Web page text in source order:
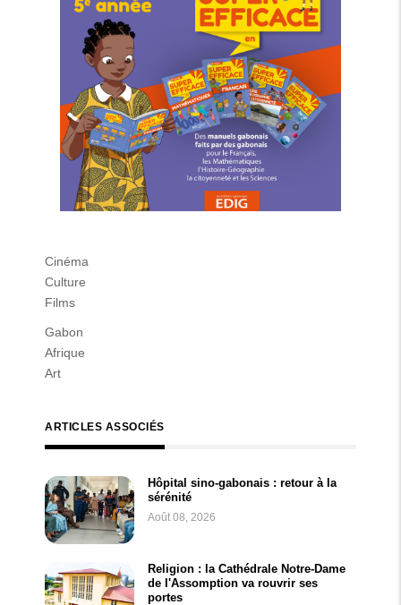
Cinéma
Culture
Films
Gabon
Afrique
Art
ARTICLES ASSOCIÉS
Hôpital sino-gabonais : retour à la
sérénité
Août 08, 2026
Religion : la Cathédrale Notre-Dame
de l'Assomption va rouvrir ses
portes